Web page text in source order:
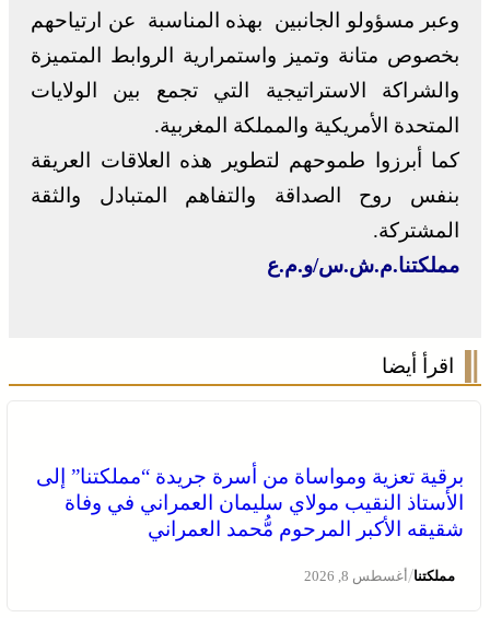
وعبر مسؤولو الجانبين بهذه المناسبة عن ارتياحهم
بخصوص متانة وتميز واستمرارية الروابط المتميزة
والشراكة الاستراتيجية التي تجمع بين الولايات
المتحدة الأمريكية والمملكة المغربية.
كما أبرزوا طموحهم لتطوير هذه العلاقات العريقة
بنفس روح الصداقة والتفاهم المتبادل والثقة
المشتركة.
مملكتنا.م.ش.س/و.م.ع
اقرأ أيضا
برقية تعزية ومواساة من أسرة جريدة “مملكتنا” إلى
الأستاذ النقيب مولاي سليمان العمراني في وفاة
شقيقه الأكبر المرحوم مُّحمد العمراني
مملكتنا/أغسطس 8, 2026